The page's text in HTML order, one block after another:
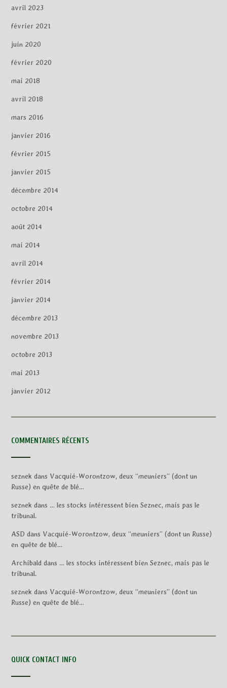
avril 2023
février 2021
juin 2020
février 2020
mai 2018
avril 2018
mars 2016
janvier 2016
février 2015
janvier 2015
décembre 2014
octobre 2014
août 2014
mai 2014
avril 2014
février 2014
janvier 2014
décembre 2013
novembre 2013
octobre 2013
mai 2013
janvier 2012
COMMENTAIRES RÉCENTS
seznek dans Vacquié-Worontzow, deux “meuniers” (dont un
Russe) en quête de blé…
seznek dans … les stocks intéressent bien Seznec, mais pas le
tribunal.
ASD dans Vacquié-Worontzow, deux “meuniers” (dont un Russe)
en quête de blé…
Archibald dans … les stocks intéressent bien Seznec, mais pas le
tribunal.
seznek dans Vacquié-Worontzow, deux “meuniers” (dont un
Russe) en quête de blé…
QUICK CONTACT INFO